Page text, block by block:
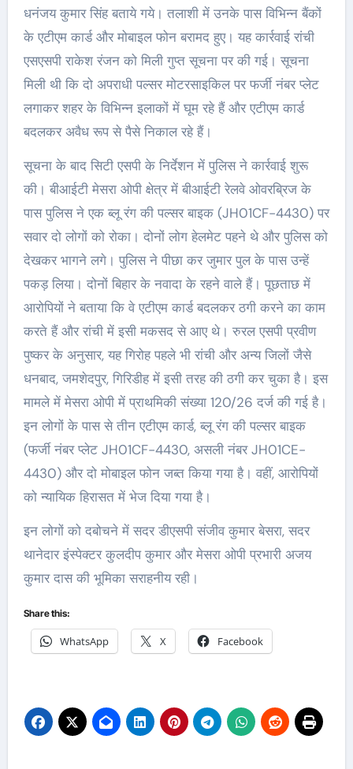
धनंजय कुमार सिंह बताये गये। तलाशी में उनके पास विभिन्न बैंकों
के एटीएम कार्ड और मोबाइल फोन बरामद हुए। यह कार्रवाई रांची
एसएसपी राकेश रंजन को मिली गुप्त सूचना पर की गई। सूचना
मिली थी कि दो अपराधी पल्सर मोटरसाइकिल पर फर्जी नंबर प्लेट
लगाकर शहर के विभिन्न इलाकों में घूम रहे हैं और एटीएम कार्ड
बदलकर अवैध रूप से पैसे निकाल रहे हैं।
सूचना के बाद सिटी एसपी के निर्देशन में पुलिस ने कार्रवाई शुरू
की। बीआईटी मेसरा ओपी क्षेत्र में बीआईटी रेलवे ओवरब्रिज के
पास पुलिस ने एक ब्लू रंग की पल्सर बाइक (JH01CF-4430) पर
सवार दो लोगों को रोका। दोनों लोग हेलमेट पहने थे और पुलिस को
देखकर भागने लगे। पुलिस ने पीछा कर जुमार पुल के पास उन्हें
पकड़ लिया। दोनों बिहार के नवादा के रहने वाले हैं। पूछताछ में
आरोपियों ने बताया कि वे एटीएम कार्ड बदलकर ठगी करने का काम
करते हैं और रांची में इसी मकसद से आए थे। रुरल एसपी प्रवीण
पुष्कर के अनुसार, यह गिरोह पहले भी रांची और अन्य जिलों जैसे
धनबाद, जमशेदपुर, गिरिडीह में इसी तरह की ठगी कर चुका है। इस
मामले में मेसरा ओपी में प्राथमिकी संख्या 120/26 दर्ज की गई है।
इन लोगों के पास से तीन एटीएम कार्ड, ब्लू रंग की पल्सर बाइक
(फर्जी नंबर प्लेट JH01CF-4430, असली नंबर JH01CE-
4430) और दो मोबाइल फोन जब्त किया गया है। वहीं, आरोपियों
को न्यायिक हिरासत में भेज दिया गया है।
इन लोगों को दबोचने में सदर डीएसपी संजीव कुमार बेसरा, सदर
थानेदार इंस्पेक्टर कुलदीप कुमार और मेसरा ओपी प्रभारी अजय
कुमार दास की भूमिका सराहनीय रही।
Share this:
WhatsApp X Facebook